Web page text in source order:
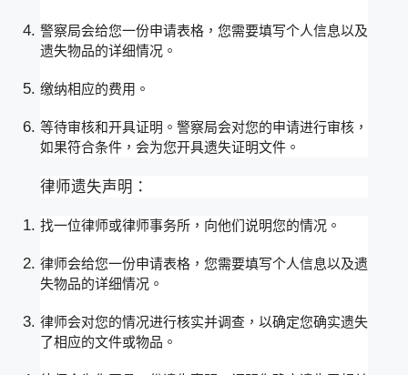
警察局会给您一份申请表格，您需要填写个人信息以及
遗失物品的详细情况。
缴纳相应的费用。
等待审核和开具证明。警察局会对您的申请进行审核，
如果符合条件，会为您开具遗失证明文件。
律师遗失声明：
找一位律师或律师事务所，向他们说明您的情况。
律师会给您一份申请表格，您需要填写个人信息以及遗
失物品的详细情况。
律师会对您的情况进行核实并调查，以确定您确实遗失
了相应的文件或物品。